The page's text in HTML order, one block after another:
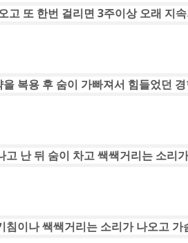
고 또 한번 걸리면 3주이상 오래 지
복용 후 숨이 가빠져서 힘들었던
고 난 뒤 숨이 차고 쌕쌕거리는 소리
침이나 쌕쌕거리는 소리가 나오고 가